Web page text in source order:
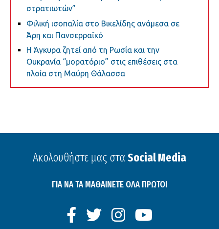
στρατιωτών”
Φιλική ισοπαλία στο Βικελίδης ανάμεσα σε
Άρη και Πανσερραϊκό
Η Άγκυρα ζητεί από τη Ρωσία και την
Ουκρανία “μορατόριο” στις επιθέσεις στα
πλοία στη Μαύρη Θάλασσα
Ακολουθήστε μας στα Social Media
ΓΙΑ ΝΑ ΤΑ ΜΑΘΑΙΝΕΤΕ ΟΛΑ ΠΡΩΤΟΙ